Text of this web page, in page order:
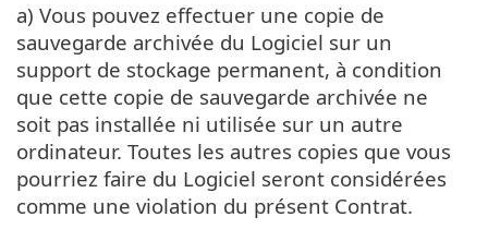
a) Vous pouvez effectuer une copie de
sauvegarde archivée du Logiciel sur un
support de stockage permanent, à condition
que cette copie de sauvegarde archivée ne
soit pas installée ni utilisée sur un autre
ordinateur. Toutes les autres copies que vous
pourriez faire du Logiciel seront considérées
comme une violation du présent Contrat.